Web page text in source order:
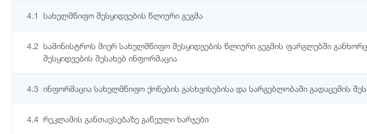
4.1 სახელმწიფო შესყიდვების წლიური გეგმა
4.2 სამინისტროს მიერ სახელმწიფო შესყიდვების წლიური გეგმის ფარგლებში
შესყიდვების შესახებ ინფორმაცია
4.3 ინფორმაცია სახელმწიფო ქონების გასხვისებისა და სარგებლობაში გადაცემის
4.4 რეკლამის განთავსებაზე გაწეული ხარჯები